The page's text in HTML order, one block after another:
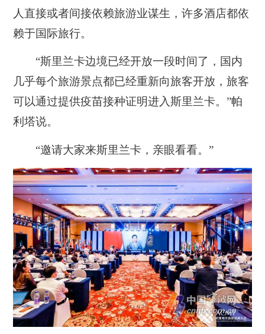
人直接或者间接依赖旅游业谋生，许多酒店都依
赖于国际旅行。
“斯里兰卡边境已经开放一段时间了，国内
几乎每个旅游景点都已经重新向旅客开放，旅客
可以通过提供疫苗接种证明进入斯里兰卡。”帕
利塔说。
“邀请大家来斯里兰卡，亲眼看看。”